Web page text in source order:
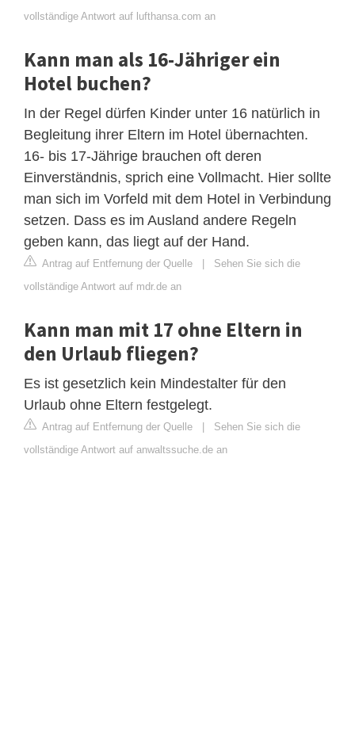
vollständige Antwort auf lufthansa.com an
Kann man als 16-Jähriger ein
Hotel buchen?
In der Regel dürfen Kinder unter 16 natürlich in
Begleitung ihrer Eltern im Hotel übernachten.
16- bis 17-Jährige brauchen oft deren
Einverständnis, sprich eine Vollmacht. Hier sollte
man sich im Vorfeld mit dem Hotel in Verbindung
setzen. Dass es im Ausland andere Regeln
geben kann, das liegt auf der Hand.
Antrag auf Entfernung der Quelle | Sehen Sie sich die
vollständige Antwort auf mdr.de an
Kann man mit 17 ohne Eltern in
den Urlaub fliegen?
Es ist gesetzlich kein Mindestalter für den
Urlaub ohne Eltern festgelegt.
Antrag auf Entfernung der Quelle | Sehen Sie sich die
vollständige Antwort auf anwaltssuche.de an